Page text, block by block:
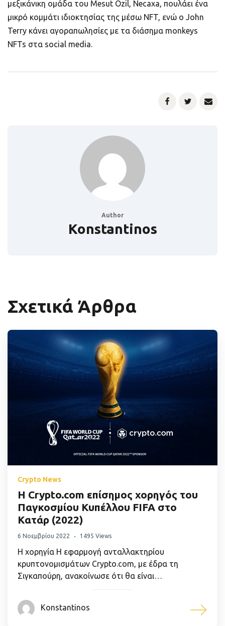
μεξικάνικη ομάδα του Mesut Ozil, Necaxa, πουλάει ένα
μικρό κομμάτι ιδιοκτησίας της μέσω NFT, ενώ ο John
Terry κάνει αγοραπωλησίες με τα διάσημα monkeys
NFTs στα social media.
Author
Konstantinos
Σχετικά Άρθρα
Crypto News
Η Crypto.com επίσημος χορηγός του
Παγκοσμίου Κυπέλλου FIFA στο
Κατάρ (2022)
6 Νοεμβρίου 2022 1495 Views
Η χορηγία Η εφαρμογή ανταλλακτηρίου
κρυπτονομισμάτων Crypto.com, με έδρα τη
Σιγκαπούρη, ανακοίνωσε ότι θα είναι…
Konstantinos